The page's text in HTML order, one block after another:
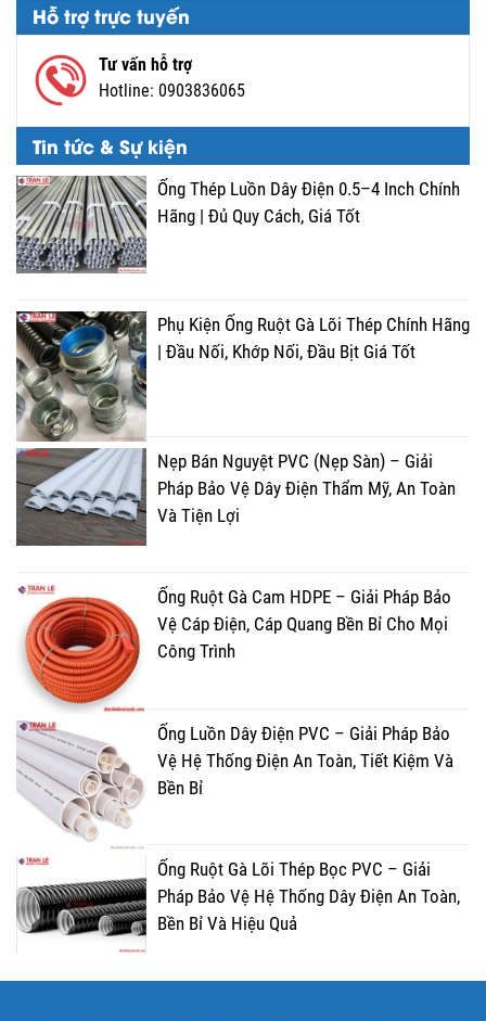
Hỗ trợ trực tuyến
Tư vấn hỗ trợ
Hotline: 0903836065
Tin tức & Sự kiện
Ống Thép Luồn Dây Điện 0.5–4 Inch Chính
Hãng | Đủ Quy Cách, Giá Tốt
Phụ Kiện Ống Ruột Gà Lõi Thép Chính Hãng
| Đầu Nối, Khớp Nối, Đầu Bịt Giá Tốt
Nẹp Bán Nguyệt PVC (Nẹp Sàn) – Giải
Pháp Bảo Vệ Dây Điện Thẩm Mỹ, An Toàn
Và Tiện Lợi
Ống Ruột Gà Cam HDPE – Giải Pháp Bảo
Vệ Cáp Điện, Cáp Quang Bền Bỉ Cho Mọi
Công Trình
Ống Luồn Dây Điện PVC – Giải Pháp Bảo
Vệ Hệ Thống Điện An Toàn, Tiết Kiệm Và
Bền Bỉ
Ống Ruột Gà Lõi Thép Bọc PVC – Giải
Pháp Bảo Vệ Hệ Thống Dây Điện An Toàn,
Bền Bỉ Và Hiệu Quả